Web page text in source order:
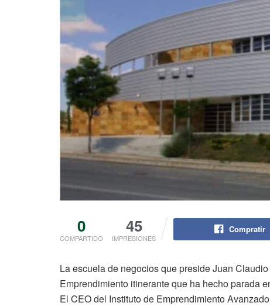
0
COMPARTIDO
45
IMPRESIONES
Compratir
La escuela de negocios que preside Juan
Emprendimiento itinerante que ha hecho parada
El CEO del Instituto de Emprendimiento